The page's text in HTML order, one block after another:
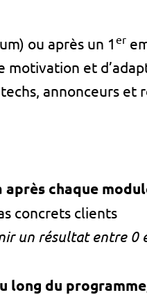
ou après un 1 er
motivation et
annonceurs et
chaque
concrets clients
un résultat entre 0
du